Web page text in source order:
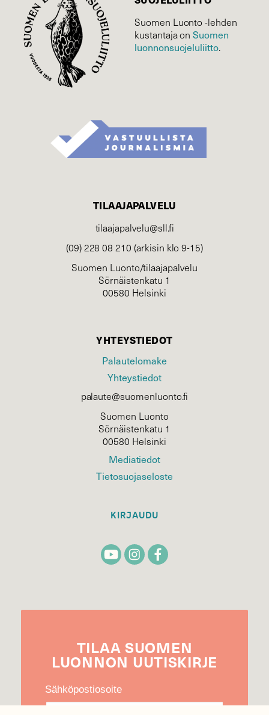
Suomen Luonto -lehden
kustantaja onSuomen
luonnonsuojelu­liitto.
TILAAJAPALVELU
tilaajapalvelu@sll.fi
(09) 228 08 210 (arkisin klo 9-15)
Suomen Luonto/tilaajapalvelu
Sörnäistenkatu 1
00580 Helsinki
YHTEYSTIEDOT
Palautelomake
Yhteystiedot
palaute@suomenluonto.fi
Suomen Luonto
Sörnäistenkatu 1
00580 Helsinki
Mediatiedot
Tietosuojaseloste
KIRJAUDU
TILAA SUOMEN
LUONNON UUTIS­KIRJE
Sähköpostiosoite